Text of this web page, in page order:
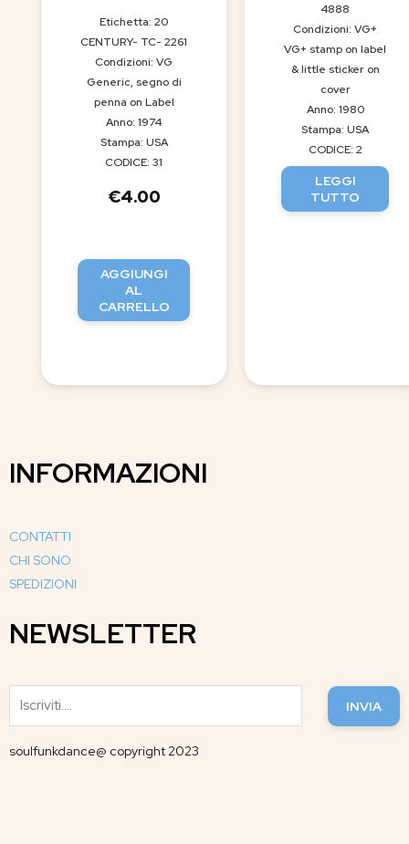
Etichetta: 20
CENTURY- TC- 2261
Condizioni: VG
Generic, segno di
penna on Label
Anno: 1974
Stampa: USA
CODICE: 31
€4.00
AGGIUNGI
AL
CARRELLO
4888
Condizioni: VG+
VG+ stamp on label
& little sticker on
cover
Anno: 1980
Stampa: USA
CODICE: 2
LEGGI
TUTTO
INFORMAZIONI
CONTATTI
CHI SONO
SPEDIZIONI
NEWSLETTER
INVIA
soulfunkdance@ copyright 2023